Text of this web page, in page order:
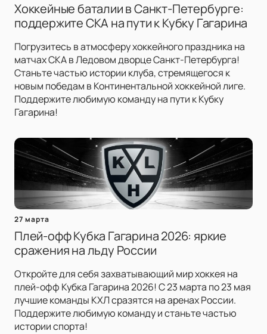
Хоккейные баталии в Санкт-Петербурге:
поддержите СКА на пути к Кубку Гагарина
Погрузитесь в атмосферу хоккейного праздника на
матчах СКА в Ледовом дворце Санкт-Петербурга!
Станьте частью истории клуба, стремящегося к
новым победам в Континентальной хоккейной лиге.
Поддержите любимую команду на пути к Кубку
Гагарина!
27 марта
Плей-офф Кубка Гагарина 2026: яркие
сражения на льду России
Откройте для себя захватывающий мир хоккея на
плей-офф Кубка Гагарина 2026! С 23 марта по 23 мая
лучшие команды КХЛ сразятся на аренах России.
Поддержите любимую команду и станьте частью
истории спорта!